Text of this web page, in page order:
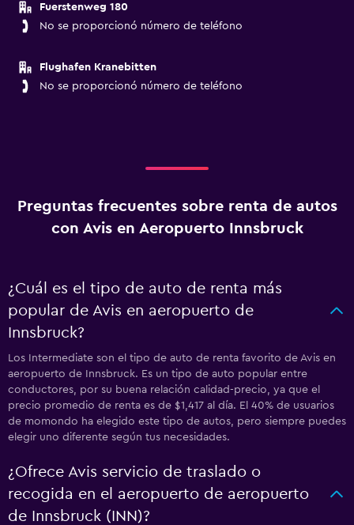
Fuerstenweg 180
No se proporcionó número de teléfono
Flughafen Kranebitten
No se proporcionó número de teléfono
Preguntas frecuentes sobre renta de autos
con Avis en Aeropuerto Innsbruck
¿Cuál es el tipo de auto de renta más
popular de Avis en aeropuerto de
Innsbruck?
Los Intermediate son el tipo de auto de renta favorito de Avis en
aeropuerto de Innsbruck. Es un tipo de auto popular entre
conductores, por su buena relación calidad-precio, ya que el
precio promedio de renta es de $1,417 al día. El 40% de usuarios
de momondo ha elegido este tipo de autos, pero siempre puedes
elegir uno diferente según tus necesidades.
¿Ofrece Avis servicio de traslado o
recogida en el aeropuerto de aeropuerto
de Innsbruck (INN)?